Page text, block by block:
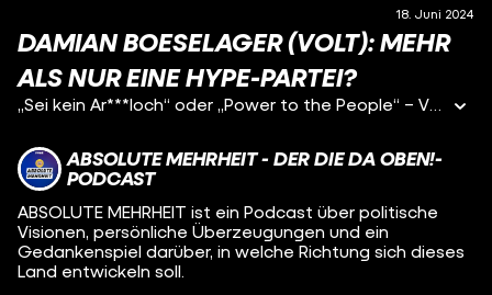
18. Juni 2024
DAMIAN BOESELAGER (VOLT): MEHR
ALS NUR EINE HYPE-PARTEI?
„Sei kein Ar***loch“ oder „Power to the People“ – VOLT hat mit catchy Sprüchen einen ziemlich erfolgreichen Wahlkampf gemacht und besonders bei jungen Menschen fett abgeräumt. Für die Partei steht ein Thema über allen: Europa. Wenn’s nach VOLT-Spitzenkandidat und -Gründer Damian Boeselager geht, brauchen wir die Vereinigten Staaten von Europa. Aber wie soll das überhaupt funktionieren? Jan Schipmann hat im Gespräch mit Damian Boeselager darüber gesprochen, was seine drei Maßnahmen sind, die er mit einer absoluten Mehrheit sofort umsetzen würde. Was Volt noch mit der EU vor hat, ob sie jetzt auch noch in den Bundestag wollen und wer das größte Ar***loch in der Politik ist – das erfahrt ihr in dieser Folge. ABSOLUTE MEHRHEIT ist ein Podcast über politische Visionen, persönliche Überzeugungen und ein Gedankenspiel darüber, in welche Richtung sich dieses Land entwickeln soll. Hosts: Jan Schipmann, Aline Abboud, Victoria Reichelt Jeden Dienstag, überall wo es Podcasts gibt. ABSOLUTE MEHRHEIT wird produziert von Hyperbole Medien GmbH für funk. funk ist ein Gemeinschaftsangebot der Arbeitsgemeinschaft der Rundfunkanstalten der Bundesrepublik Deutschland (ARD) und des Zweiten Deutschen Fernsehens (ZDF). funk hat auf die datenschutzrechtlichen Bestimmungen dieser Plattform sowie die Erhebung, Analyse und Nutzung von Userdaten keinen Einfluss. Im Rahmen unserer Möglichkeiten gehen wir mit der größten Sensibilität mit Deinen Daten um. Weitere Informationen zum Thema Datenschutz findest Du auf unserer Website: https://www.funk.net/datenschutz Schaut hier vorbei und schreibt uns: Instagram: https://www.instagram.com/die.da.oben TikTok: https://www.tiktok.com/@die.da.oben YouTube: www.youtube.com/@DieDaOben
ABSOLUTE MEHRHEIT - DER DIE DA OBEN!-
PODCAST
ABSOLUTE MEHRHEIT ist ein Podcast über politische
Visionen, persönliche Überzeugungen und ein
Gedankenspiel darüber, in welche Richtung sich dieses
Land entwickeln soll.